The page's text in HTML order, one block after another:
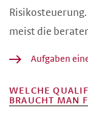
meist die
Aufgaben
WELCHE
BRAUCHT MAN